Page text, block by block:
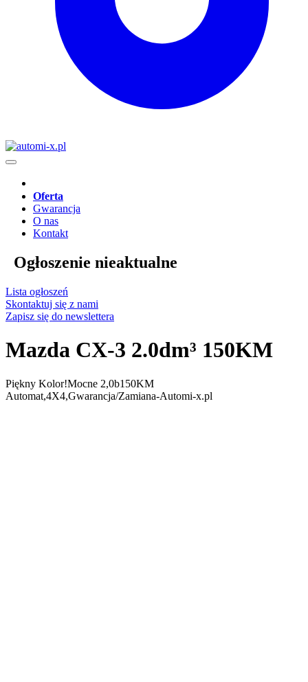
Oferta
Gwarancja
O nas
Kontakt
Ogłoszenie nieaktualne
Lista ogłoszeń
Skontaktuj się z nami
Zapisz się do newslettera
Mazda CX-3 2.0dm³ 150KM
Piękny Kolor!Mocne 2,0b150KM
Automat,4X4,Gwarancja/Zamiana-Automi-x.pl